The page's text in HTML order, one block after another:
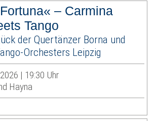
– Carmina
Tango
der Quertänzer Borna und
Orchesters Leipzig
| 19:30 Uhr
Hayna